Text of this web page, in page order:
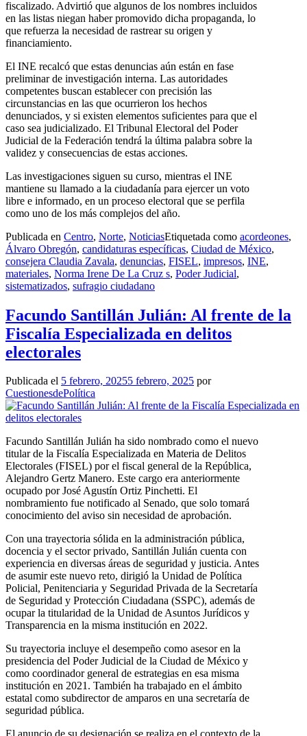
fiscalizado. Advirtió que algunos de los nombres incluidos
en las listas niegan haber promovido dicha propaganda, lo
que refuerza la necesidad de rastrear su origen y
financiamiento.
El INE recalcó que estas denuncias aún están en fase
preliminar de investigación interna. Las autoridades
competentes buscan establecer con precisión las
circunstancias en las que ocurrieron los hechos
denunciados, y si existen elementos suficientes para que el
caso sea judicializado. El Tribunal Electoral del Poder
Judicial de la Federación tendrá la última palabra sobre la
validez y consecuencias de estas acciones.
Las investigaciones siguen su curso, mientras el INE
mantiene su llamado a la ciudadanía para ejercer un voto
libre e informado, en un proceso electoral que se perfila
como uno de los más complejos del año.
Publicada en Centro, Norte, NoticiasEtiquetada como acordeones,
Álvaro Obregón, candidaturas específicas, Ciudad de México,
consejera Claudia Zavala, denuncias, FISEL, impresos, INE,
materiales, Norma Irene De La Cruz s, Poder Judicial,
sistematizados, sufragio ciudadano
Facundo Santillán Julián: Al frente de la
Fiscalía Especializada en delitos
electorales
Publicada el 5 febrero, 20255 febrero, 2025 por
CuestionesdePolítica
Facundo Santillán Julián ha sido nombrado como el nuevo
titular de la Fiscalía Especializada en Materia de Delitos
Electorales (FISEL) por el fiscal general de la República,
Alejandro Gertz Manero. Este cargo era anteriormente
ocupado por José Agustín Ortiz Pinchetti. El
nombramiento fue notificado al Senado, que solo tomará
conocimiento del aviso sin necesidad de aprobación.
Con una trayectoria sólida en la administración pública,
docencia y el sector privado, Santillán Julián cuenta con
experiencia en diversas áreas de seguridad y justicia. Antes
de asumir este nuevo reto, dirigió la Unidad de Política
Policial, Penitenciaria y Seguridad Privada de la Secretaría
de Seguridad y Protección Ciudadana (SSPC), además de
ocupar la titularidad de la Unidad de Asuntos Jurídicos y
Transparencia en la misma institución en 2022.
Su trayectoria incluye el desempeño como asesor en la
presidencia del Poder Judicial de la Ciudad de México y
como coordinador general de estrategias en esa misma
institución en 2021. También ha trabajado en el ámbito
estatal como subdirector de amparos en una secretaría de
seguridad pública.